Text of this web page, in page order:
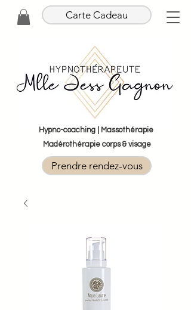
Prendre rendez-vous
Hypno-coaching | Massothérapie
Madérothérapie corps & visage
Carte Cadeau